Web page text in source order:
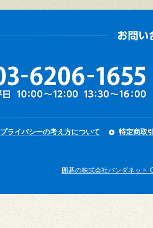
プライバシーの考え方について 特定商取
囲碁の株式会社パンダネット